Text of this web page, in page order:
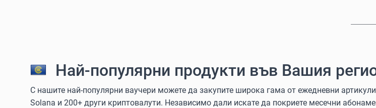
Най-популярни продукти във Вашия
С нашите най-популярни ваучери можете да закупите широка гама от ежедневни
Solana и 200+ други криптовалути. Независимо дали искате да покриете месечни